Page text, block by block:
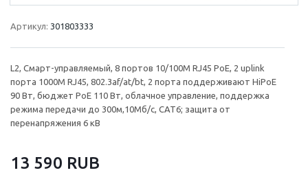
Артикул: 301803333
L2, Смарт-управляемый, 8 портов 10/100M RJ45 PoE, 2 uplink
порта 1000М RJ45, 802.3af/at/bt, 2 порта поддерживают HiPoE
90 Вт, бюджет PoE 110 Вт, облачное управление, поддержка
режима передачи до 300м,10Мб/с, CAT6; защита от
перенапряжения 6 кВ
13 590 RUB